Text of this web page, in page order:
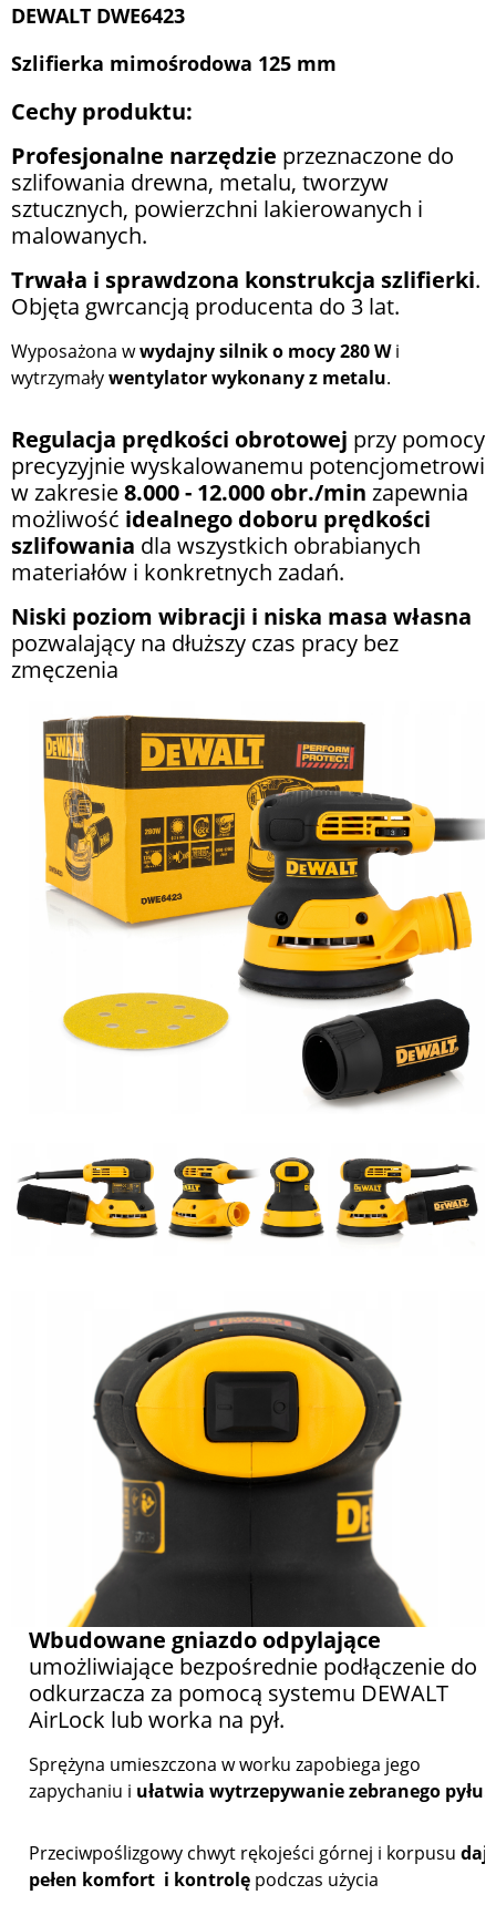
DEWALT DWE6423
Szlifierka mimośrodowa 125 mm
Cechy produktu:
Profesjonalne narzędzie przeznaczone do
szlifowania drewna, metalu, tworzyw
sztucznych, powierzchni lakierowanych i
malowanych.
Trwała i sprawdzona konstrukcja szlifierki.
Objęta gwrcancją producenta do 3 lat.
Wyposażona wwydajny silnik o mocy 280 Wi
wytrzymaływentylator wykonany z metalu.
Regulacja prędkości obrotowej przy pomocy
precyzyjnie wyskalowanemu potencjometrowi
w zakresie8.000 - 12.000 obr./min zapewnia
możliwość idealnego doboru prędkości
szlifowania dla wszystkich obrabianych
materiałów i konkretnych zadań.
Niski poziom wibracji i niska masa własna
pozwalający na dłuższy czas pracy bez
zmęczenia
Wbudowane gniazdo odpylające
umożliwiające bezpośrednie podłączenie do
odkurzacza za pomocą systemu DEWALT
AirLock lub worka na pył.
Sprężyna umieszczona w worku zapobiega jego
zapychaniu i ułatwia wytrzepywanie zebranego pyłu.
Przeciwpoślizgowy chwyt rękojeści górnej i korpusu
pełen komfort i kontrolę podczas użycia